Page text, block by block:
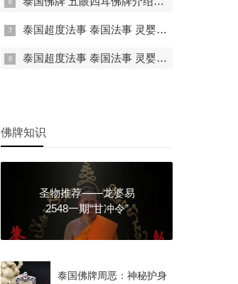
泰国超度法事 泰国法事 灵婴超度 一对一法事
泰国超度法事 泰国法事 灵婴超度 一对一法事 堕胎婴灵的超度方式有哪些
佛牌知识
圣物推荐——龙婆易
2548一期“甘冲令”
泰国佛牌周恶：神秘护身